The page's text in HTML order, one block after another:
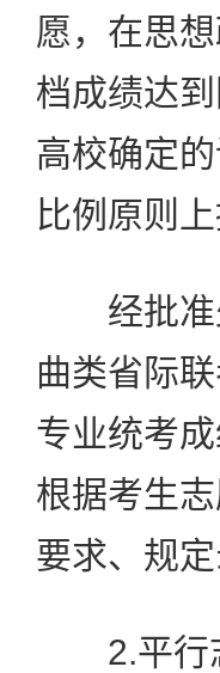
愿，在思
档成绩达
高校确定
比例原则
经批准少
曲类省际
专业统考
根据考生
要求、规定
2.平行